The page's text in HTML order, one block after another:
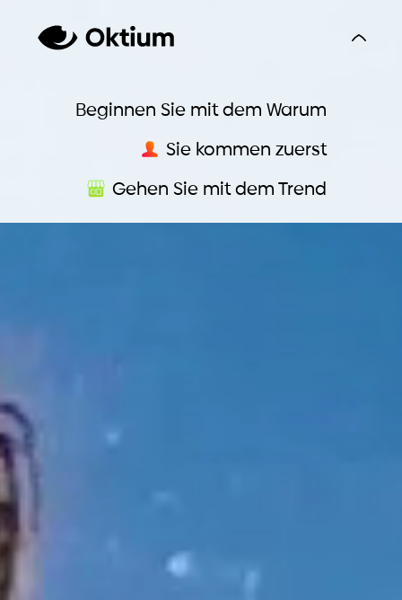
Beginnen Sie mit dem Warum
Sie kommen zuerst
Gehen Sie mit dem Trend